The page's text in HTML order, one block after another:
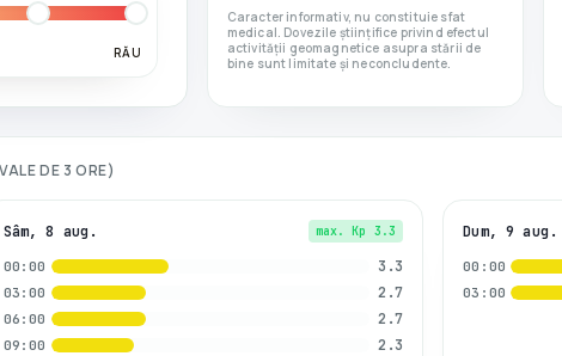
RĂU
Caracter informativ, nu constituie sfat
medical. Dovezile științifice privind efectul
activității geomagnetice asupra stării de
bine sunt limitate și neconcludente.
DE 3 ORE)
Sâm, 8 aug. max. Kp 3.3
00:00 3.3
03:00 2.7
06:00 2.7
09:00 2.3
Dum, 9 aug.
00:00
03:00